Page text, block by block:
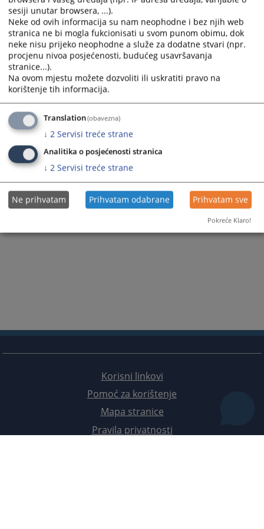
Prikazana vijest je na: Bosanski jezik
2907PREGLEDA
Korisni linkovi
Pomoć za korištenje
Mapa stranice
Pravila privatnosti
sesiji unutar browsera, ...).
Neke od ovih informacija su nam neophodne i bez njih web
stranica ne bi mogla fukcionisati u svom punom obimu, dok
neke nisu prijeko neophodne a služe za dodatne stvari (npr.
procjenu nivoa posjećenosti, budućeg usavršavanja
stranice...).
Na ovom mjestu možete dozvoliti ili uskratiti pravo na
korištenje tih informacija.
Translation(obavezna)
↓ 2 Servisi treće strane
Analitika o posjećenosti stranica
↓ 2 Servisi treće strane
Ne prihvatam Prihvatam odabrane Prihvatam sve
Pokreće Klaro!